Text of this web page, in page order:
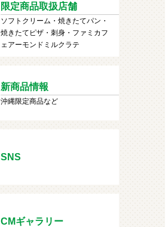
限定商品取扱店舗
ソフトクリーム・焼きたてパン・
焼きたてピザ・刺身・ファミカフ
ェアーモンドミルクラテ
新商品情報
沖縄限定商品など
SNS
CMギャラリー